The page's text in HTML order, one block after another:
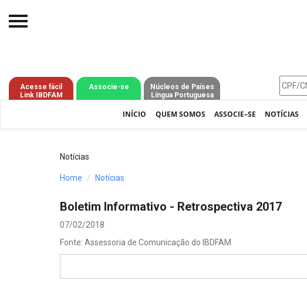
Acesse fácil
Link IBDFAM
Associe-se
Núcleos de Países
Língua Portuguesa
INÍCIO QUEM SOMOS ASSOCIE–SE NOTÍCIAS
O IBDFAM
Notícias
Jurisprudência
Processos - IBDFAM
Notícias
Home Notícias
Boletim Informativo - Retrospectiva 2017
07/02/2018
Fonte: Assessoria de Comunicação do IBDFAM